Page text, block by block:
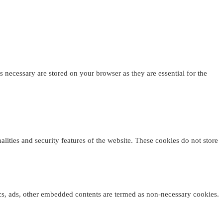
are stored on your browser as they are essential for the
and security features of the website. These cookies do not store
other embedded contents are termed as non-necessary cookies.